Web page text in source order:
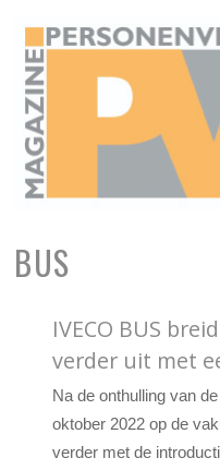
BUS
IVECO BUS
verder uit met
Na de onthulling van
oktober 2022 op de
verder met de